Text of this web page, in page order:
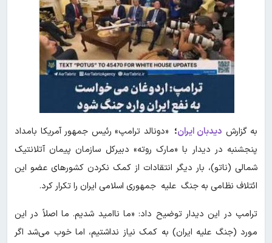
به گزارش دیدبان ایران؛ «دونالد ترامپ» رئیس جمهور آمریکا بامداد
پنجشنبه در دیدار با «مارک روته» دبیرکل سازمان پیمان آتلانتیک
شمالی (ناتو)، بار دیگر انتقادات از کمک نکردن کشورهای عضو این
ائتلاف نظامی به جنگ علیه جمهوری اسلامی ایران را تکرار کرد.
ترامپ در این دیدار توضیح داد: «ما ناامید شدیم. ما اصلاً در این
مورد (جنگ علیه ایران) به کمک نیاز نداشتیم، اما خوب می‌شد اگر